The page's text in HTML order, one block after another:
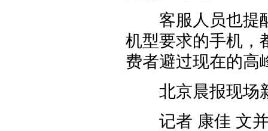
客服人员也提醒
机型要求的手机，
费者避过现在的高
北京晨报现场
记者 康佳 文并